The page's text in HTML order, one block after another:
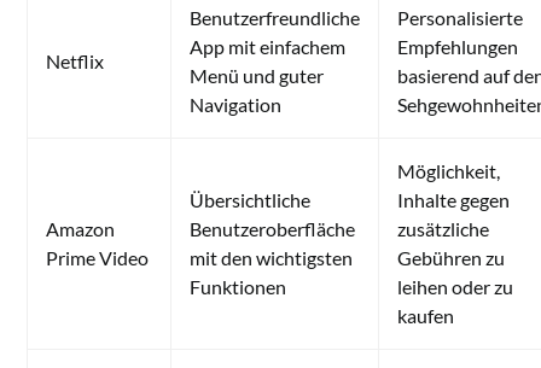
Netflix
Benutzerfreundliche
App mit einfachem
Menü und guter
Navigation
Personalisierte
Empfehlungen
basierend auf
Amazon
Prime Video
Übersichtliche
Benutzeroberfläche
mit den wichtigsten
Funktionen
Möglichkeit,
Inhalte gegen
zusätzliche
Gebühren zu
leihen oder zu
kaufen